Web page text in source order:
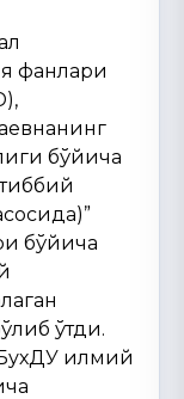
фанлари
бўйича
бўйича
ўтди.
илмий